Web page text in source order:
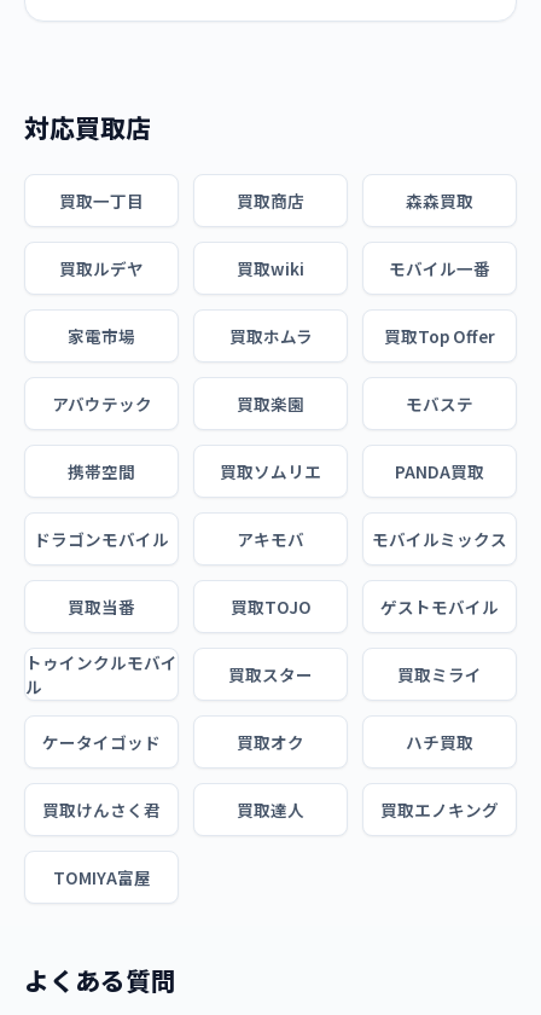
対応買取店
買取一丁目 買取商店 森森買取
買取ルデヤ 買取wiki モバイル一番
家電市場 買取ホムラ 買取Top Offer
アバウテック 買取楽園 モバステ
携帯空間 買取ソムリエ PANDA買取
ドラゴンモバイル アキモバ モバイルミックス
買取当番 買取TOJO ゲストモバイル
トゥインクルモバイ
ル
買取スター 買取ミライ
ケータイゴッド 買取オク ハチ買取
買取けんさく君 買取達人 買取エノキング
TOMIYA富屋
よくある質問